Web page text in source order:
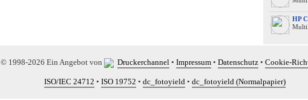
HP
© 1998-2026 Ein Angebot von Druckerchannel • Impressum • Datenschutz • Cookie-
ISO/IEC 24712 • ISO 19752 • dc_fotoyield • dc_fotoyield (Normalpapier)